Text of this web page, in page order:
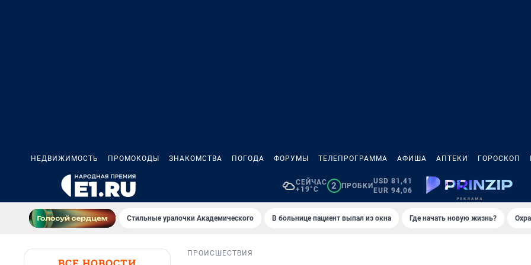
НЕДВИЖИМОСТЬ ПРОМОКОДЫ ЗНАКОМСТВА ПОГОДА ФОРУМЫ ТЕЛЕПРОГРАММА АФИША АПТЕКИ ГОРОСКОП
СЕЙЧАС
+19°C
2 ПРОБКИ
USD 81,41
EUR 94,06
Стильные уралочки Академического В больнице пациент выпал из окна Где начать новую жизнь?
ПРОИСШЕСТВИЯ